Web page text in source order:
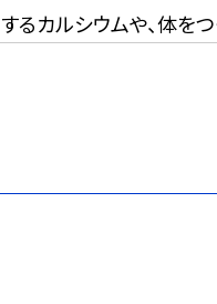
るカルシウムや、体を